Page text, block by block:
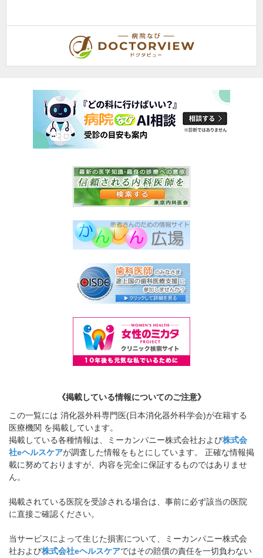
《掲載している情報についてのご注意》
この一覧には 消化器外科専門医(日本消化器外科学会)が在籍する
医療機関 を掲載しています。
掲載している各種情報は、ミーカンパニー株式会社および株式会
社eヘルスケアが調査した情報をもとにしています。 正確な情報掲
載に努めておりますが、内容を完全に保証するものではありませ
ん。
掲載されている医院を受診される場合は、事前に必ず該当の医院
に直接ご確認ください。
当サービスによって生じた損害について、ミーカンパニー株式会
社および株式会社eヘルスケアではその賠償の責任を一切負わない